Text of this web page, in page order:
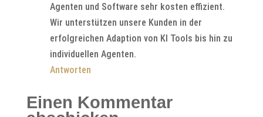
Agenten und Software sehr kosten effizient.
Wir unterstützen unsere Kunden in der
erfolgreichen Adaption von KI Tools bis hin zu
individuellen Agenten.
Antworten
Einen Kommentar